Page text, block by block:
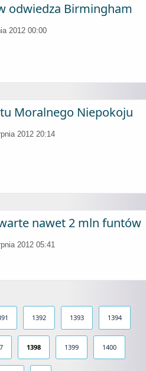
odwiedza Birmingham
2012 00:00
Moralnego Niepokoju
2012 20:14
nawet 2 mln funtów
2012 05:41
1392 1393 1394
1398 1399 1400